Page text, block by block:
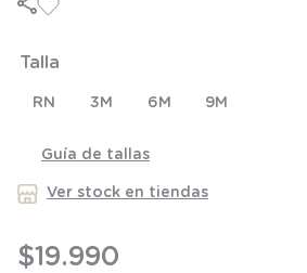
Talla
RN 3M 6M 9M
Guía de tallas
Ver stock en tiendas
$19.990
8.
9.
saco